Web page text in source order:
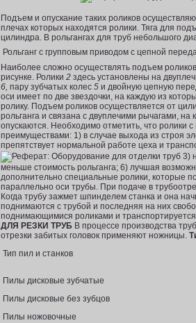
Подъем и опускание таких роликов
плечах которых находятся ролики. Тяга для
цилиндра. В рольгангах для труб небольшого
Рольганг с групповым приводом с цепной
Наиболее сложно осуществлять подъем
рисунке. Ролики 2 здесь установлены на
6, пару зубчатых колес 5 и двой­ную цепную
оси имеет по две звездочки, на каждую из
ролику. Подъем роликов осуществляется от
рольганга и связана с двуплечими рычагами,
опускаются. Необходимо отметить, что
преимуществами: 1) в случае выхода из строя
препятствует нор­мальной работе цеха и
3)
меньше стоимость рольганга; 6) лучшая
дополнительно специальные ролики, которые
параллельно оси трубы. При подаче в
Когда трубу зажмет шпинделем станка и она
поднимаются с трубой и последняя на них
поднимающимися роликами и
ДЛЯ РЕЗКИ ТРУБ В процессе производства
отрезки забитых головок применяют ножницы.
Тип пил и станков
Пилы дисковые зубчатые
Пилы дисковые без зубцов
Пилы ножовочные